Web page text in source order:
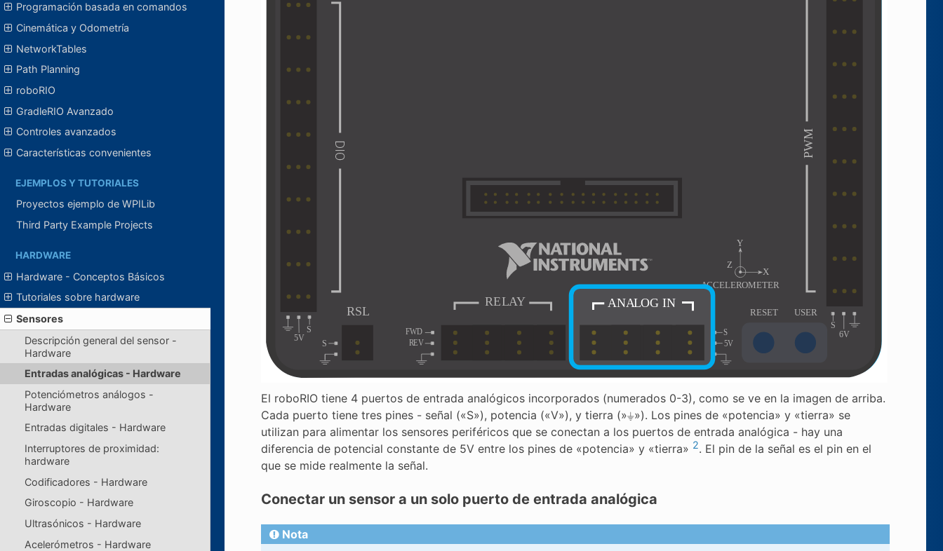
Programación basada en comandos
Cinemática y Odometría
NetworkTables
Path Planning
roboRIO
GradleRIO Avanzado
Controles avanzados
Características convenientes
EJEMPLOS Y TUTORIALES
Proyectos ejemplo de WPILib
Third Party Example Projects
HARDWARE
Hardware - Conceptos Básicos
Tutoriales sobre hardware
Sensores
Descripción general del sensor -
Hardware
Entradas analógicas - Hardware
Potenciómetros análogos -
Hardware
Entradas digitales - Hardware
Interruptores de proximidad:
hardware
Codificadores - Hardware
Giroscopio - Hardware
Ultrasónicos - Hardware
Acelerómetros - Hardware
El roboRIO tiene 4 puertos de entrada analógicos incorporados (numerados 0-3), como se ve en la imagen de arriba.
Cada puerto tiene tres pines - señal («S»), potencia («V»), y tierra (»⏚»). Los pines de «potencia» y «tierra» se
utilizan para alimentar los sensores periféricos que se conectan a los puertos de entrada analógica - hay una
diferencia de potencial constante de 5V entre los pines de «potencia» y «tierra» 2. El pin de la señal es el pin en el
que se mide realmente la señal.
Conectar un sensor a un solo puerto de entrada analógica
Nota